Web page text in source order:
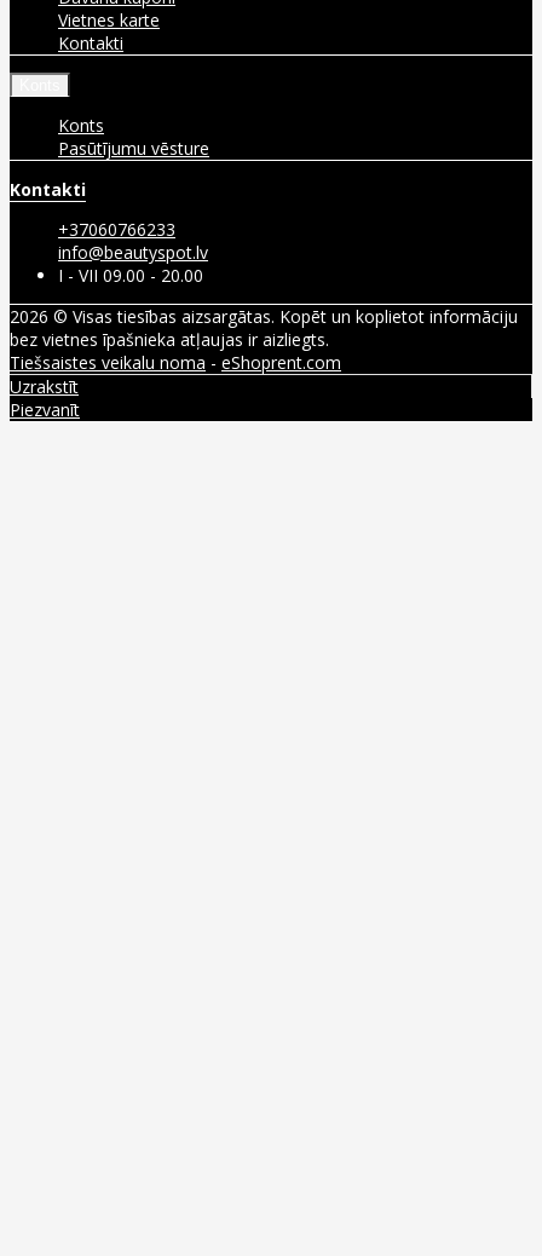
Vietnes karte
Kontakti
Konts
Pasūtījumu vēsture
Kontakti
+37060766233
info@beautyspot.lv
I - VII 09.00 - 20.00
2026 © Visas tiesības aizsargātas. Kopēt un koplietot informāciju
bez vietnes īpašnieka atļaujas ir aizliegts.
Tiešsaistes veikalu noma - eShoprent.com
Uzrakstīt
Piezvanīt